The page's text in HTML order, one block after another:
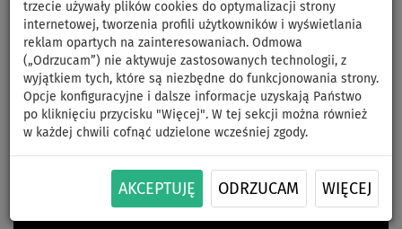
trzecie używały plików cookies do optymalizacji strony
internetowej, tworzenia profili użytkowników i wyświetlania
reklam opartych na zainteresowaniach. Odmowa
(„Odrzucam”) nie aktywuje zastosowanych technologii, z
wyjątkiem tych, które są niezbędne do funkcjonowania strony.
Opcje konfiguracyjne i dalsze informacje uzyskają Państwo
po kliknięciu przycisku "Więcej". W tej sekcji można również
w każdej chwili cofnąć udzielone wcześniej zgody.
AKCEPTUJĘ ODRZUCAM WIĘCEJ
Marina Tomahawk 440 i
Spinera Adriatic 430
Zastanawiacie się na wyborem odpowiedniego kajaka dla siebie?
Zobaczcie nasze porównanie dwóch podobnych do siebie modeli
pompowanych kajaków: Aqua Marina Tomahawk 440